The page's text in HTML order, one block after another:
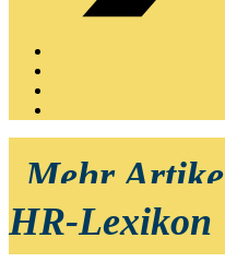
Mehr
HR-Lexikon